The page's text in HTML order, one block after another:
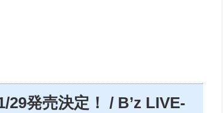
発売決定！ / B’z LIVE-